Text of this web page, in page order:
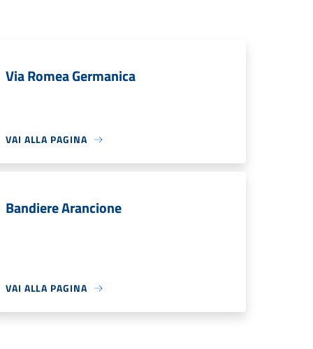
Via Romea Germanica
VAI ALLA PAGINA
Bandiere Arancione
VAI ALLA PAGINA